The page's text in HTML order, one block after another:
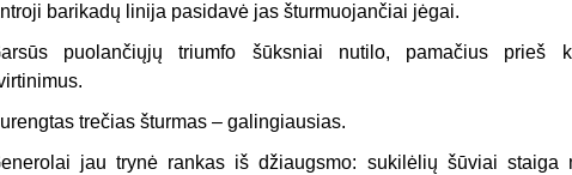
barikadų linija pasidavė jas šturmuojančiai jėgai.
puolančiųjų triumfo šūksniai nutilo, pamačius prieš
trečias šturmas – galingiausias.
jau trynė rankas iš džiaugsmo: sukilėlių šūviai staiga